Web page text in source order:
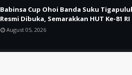
Babinsa Cup Ohoi Banda Suku
Resmi Dibuka, Semarakkan HUT Ke-81 RI
August 05, 2026